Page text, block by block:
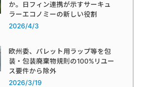
か。日フィン連携が示すサーキュ
ラーエコノミーの新しい役割
2026/4/3
欧州委、パレット用ラップ等を包
装・包装廃棄物規則の100%リユー
ス要件から除外
2026/3/19